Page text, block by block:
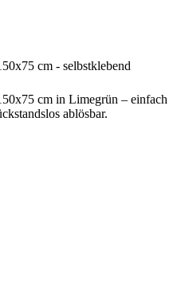
cm - selbstklebend
cm in Limegrün – einfach
ablösbar.